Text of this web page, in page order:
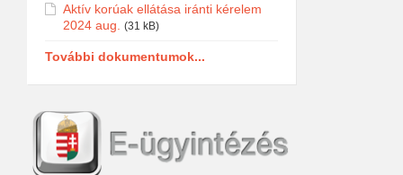
Aktív korúak ellátása iránti kérelem
2024 aug.
(31 kB)
További dokumentumok...